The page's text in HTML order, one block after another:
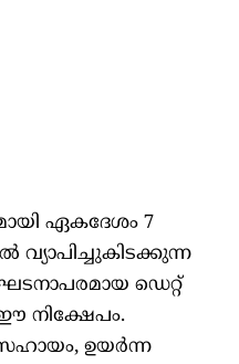
ഏകദേശം 7
ഡെറ്റ്
നിക്ഷേപം.
ഉയർന്ന